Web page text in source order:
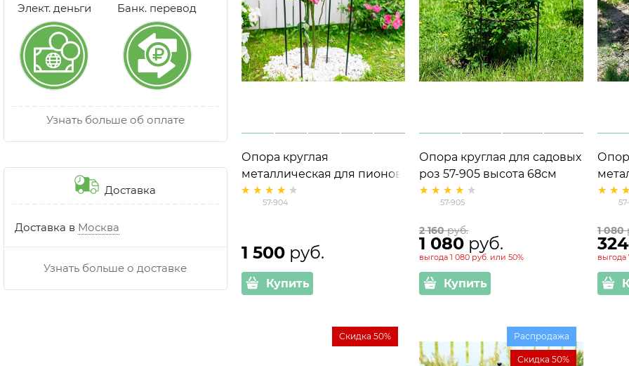
Элект. деньги Банк. перевод
Узнать больше об оплате
Доставка
Доставка в Москва
Узнать больше о доставке
Опора круглая
металлическая для пионов
57-904 h=50 см
57-904
1 500 руб.
Купить
Опора круглая для садовых
роз 57-905 высота 68см
металлическая
57-905
2 160 руб.
1 080 руб.
выгода1 080 руб. или50%
Купить
57-
1 080
324
выгода
Скидка 50% Распродажа
Скидка 50%